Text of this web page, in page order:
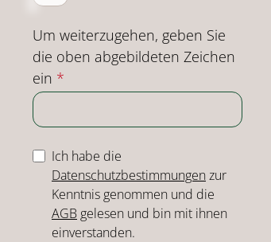
Um weiterzugehen, geben Sie
die oben abgebildeten Zeichen
ein *
Ich habe die
Datenschutzbestimmungenzur
Kenntnis genommen und die
AGB gelesen und bin mit ihnen
einverstanden.